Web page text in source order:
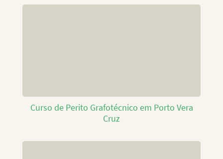
Curso de Perito Grafotécnico em Porto Vera
Cruz